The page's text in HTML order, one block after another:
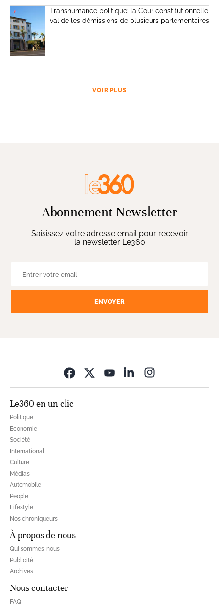
Transhumance politique: la Cour constitutionnelle
valide les démissions de plusieurs parlementaires
VOIR PLUS
Abonnement Newsletter
Saisissez votre adresse email pour recevoir
la newsletter Le360
ENVOYER
Le360 en un clic
Politique
Economie
Société
International
Culture
Médias
Automobile
People
Lifestyle
Nos chroniqueurs
À propos de nous
Qui sommes-nous
Publicité
Archives
Nous contacter
FAQ